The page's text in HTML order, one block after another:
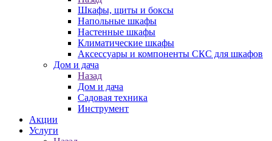
Шкафы, щиты и боксы
Напольные шкафы
Настенные шкафы
Климатические шкафы
Аксессуары и компоненты СКС для шкафов
Дом и дача
Назад
Дом и дача
Садовая техника
Инструмент
Акции
Услуги